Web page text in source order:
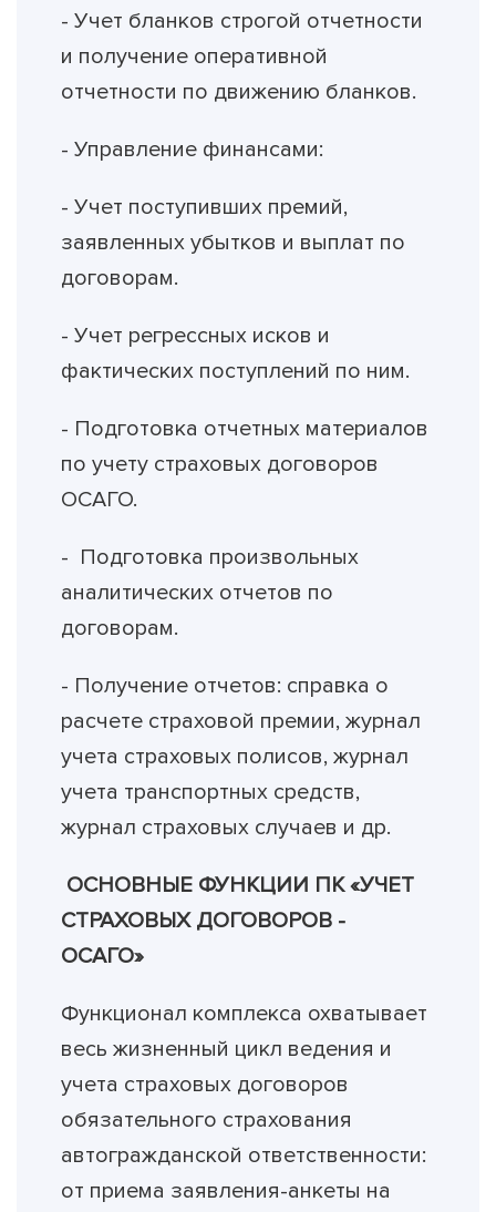
- Учет бланков строгой отчетности
и получение оперативной
отчетности по движению бланков.
- Управление финансами:
- Учет поступивших премий,
заявленных убытков и выплат по
договорам.
- Учет регрессных исков и
фактических поступлений по ним.
- Подготовка отчетных материалов
по учету страховых договоров
ОСАГО.
- Подготовка произвольных
аналитических отчетов по
договорам.
- Получение отчетов: справка о
расчете страховой премии, журнал
учета страховых полисов, журнал
учета транспортных средств,
журнал страховых случаев и др.
ОСНОВНЫЕ ФУНКЦИИ ПК «УЧЕТ
СТРАХОВЫХ ДОГОВОРОВ -
ОСАГО»
Функционал комплекса охватывает
весь жизненный цикл ведения и
учета страховых договоров
обязательного страхования
автогражданской ответственности:
от приема заявления-анкеты на